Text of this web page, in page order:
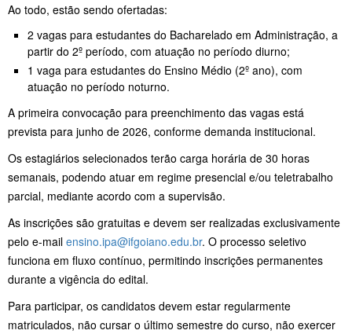
Ao todo, estão sendo ofertadas:
2 vagas para estudantes do Bacharelado em Administração, a
partir do 2º período, com atuação no período diurno;
1 vaga para estudantes do Ensino Médio (2º ano), com
atuação no período noturno.
A primeira convocação para preenchimento das vagas está
prevista para junho de 2026, conforme demanda institucional.
Os estagiários selecionados terão carga horária de 30 horas
semanais, podendo atuar em regime presencial e/ou teletrabalho
parcial, mediante acordo com a supervisão.
As inscrições são gratuitas e devem ser realizadas exclusivamente
pelo e-mail ensino.ipa@ifgoiano.edu.br. O processo seletivo
funciona em fluxo contínuo, permitindo inscrições permanentes
durante a vigência do edital.
Para participar, os candidatos devem estar regularmente
matriculados, não cursar o último semestre do curso, não exercer